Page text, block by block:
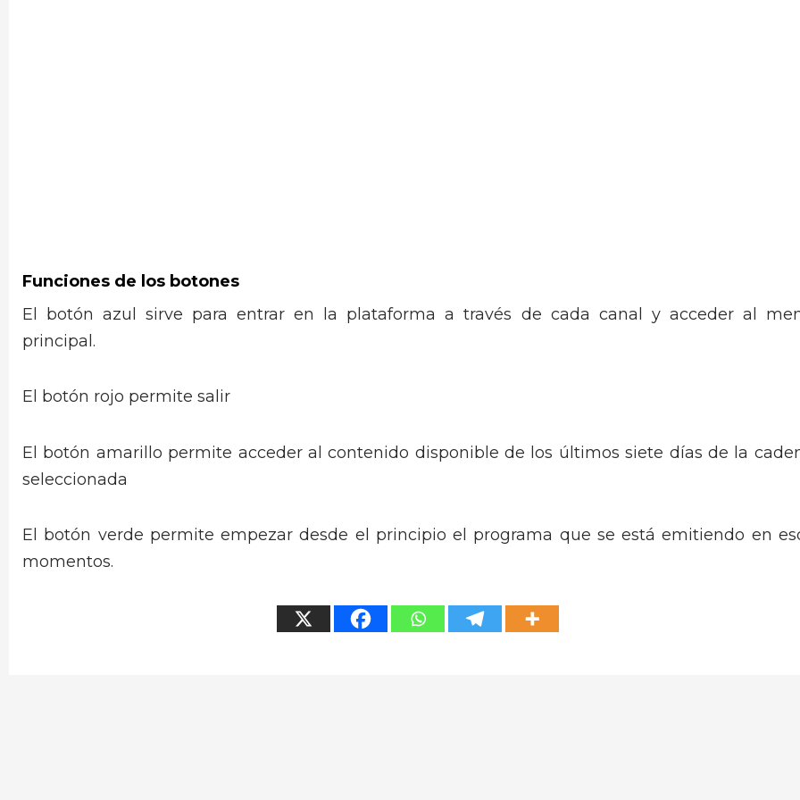
Funciones de los botones
El botón azul sirve para entrar en la plataforma a través de cada canal y acceder al
principal.
El botón rojo permite salir
El botón amarillo permite acceder al contenido disponible de los últimos siete días de la
seleccionada
El botón verde permite empezar desde el principio el programa que se está emitiendo en
momentos.